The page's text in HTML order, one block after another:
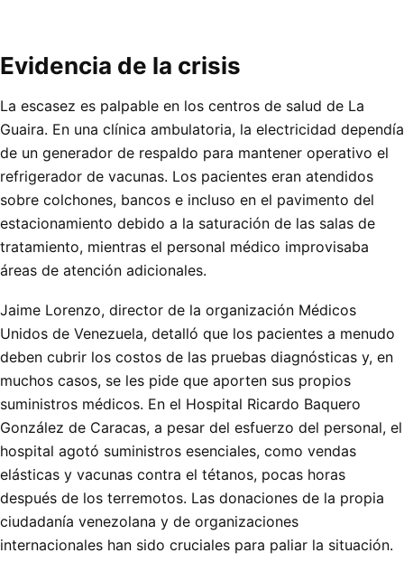
Evidencia de la crisis
La escasez es palpable en los centros de salud de La
Guaira. En una clínica ambulatoria, la electricidad dependía
de un generador de respaldo para mantener operativo el
refrigerador de vacunas. Los pacientes eran atendidos
sobre colchones, bancos e incluso en el pavimento del
estacionamiento debido a la saturación de las salas de
tratamiento, mientras el personal médico improvisaba
áreas de atención adicionales.
Jaime Lorenzo, director de la organización Médicos
Unidos de Venezuela, detalló que los pacientes a menudo
deben cubrir los costos de las pruebas diagnósticas y, en
muchos casos, se les pide que aporten sus propios
suministros médicos. En el Hospital Ricardo Baquero
González de Caracas, a pesar del esfuerzo del personal, el
hospital agotó suministros esenciales, como vendas
elásticas y vacunas contra el tétanos, pocas horas
después de los terremotos. Las donaciones de la propia
ciudadanía venezolana y de organizaciones
internacionales han sido cruciales para paliar la situación.